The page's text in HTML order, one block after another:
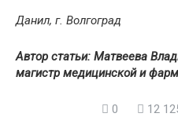
Данил, г. Волгоград
Автор статьи: Матвеева
магистр медицинской и
0 12